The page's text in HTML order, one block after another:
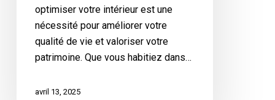
optimiser votre intérieur est une
nécessité pour améliorer votre
qualité de vie et valoriser votre
patrimoine. Que vous habitiez dans…
avril 13, 2025